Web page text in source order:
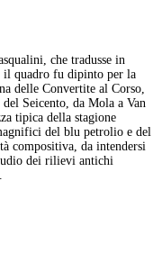
che tradusse in
il quadro fu dipinto per la
delle Convertite al Corso,
Seicento, da Mola a Van
tipica della stagione
del blu petrolio e del
compositiva, da intendersi
dei rilievi antichi